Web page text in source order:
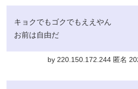
キョクでもゴクでもええやん
お前は自由だ
by 220.150.172.244 匿名